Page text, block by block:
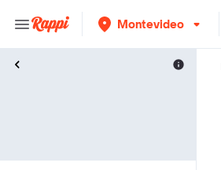
Montevideo